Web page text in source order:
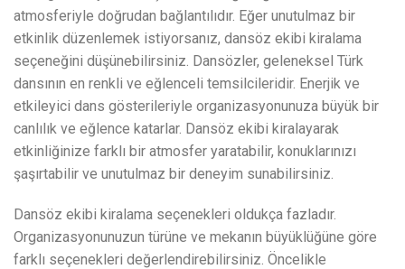
atmosferiyle doğrudan bağlantılıdır. Eğer unutulmaz bir
etkinlik düzenlemek istiyorsanız, dansöz ekibi kiralama
seçeneğini düşünebilirsiniz. Dansözler, geleneksel Türk
dansının en renkli ve eğlenceli temsilcileridir. Enerjik ve
etkileyici dans gösterileriyle organizasyonunuza büyük bir
canlılık ve eğlence katarlar. Dansöz ekibi kiralayarak
etkinliğinize farklı bir atmosfer yaratabilir, konuklarınızı
şaşırtabilir ve unutulmaz bir deneyim sunabilirsiniz.
Dansöz ekibi kiralama seçenekleri oldukça fazladır.
Organizasyonunuzun türüne ve mekanın büyüklüğüne göre
farklı seçenekleri değerlendirebilirsiniz. Öncelikle